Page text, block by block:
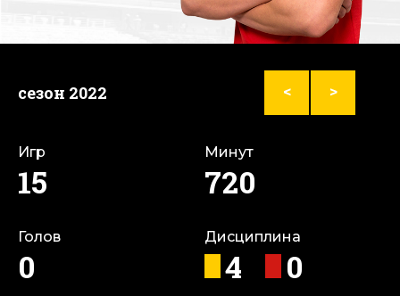
< >
сезон 2022
Игр
15
Минут
720
Голов
0
Дисциплина
4 0